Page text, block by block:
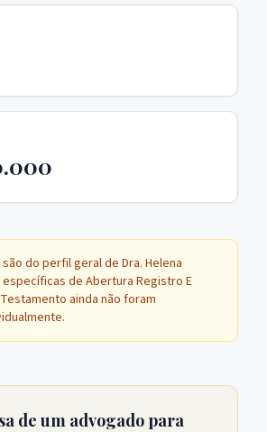
são do perfil geral deDra. Helena
específicas de Abertura Registro E
ainda não foram
de um advogado para